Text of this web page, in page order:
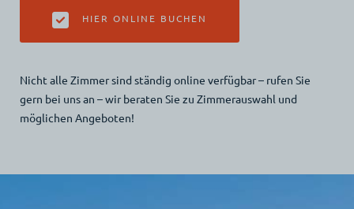
HIER ONLINE BUCHEN
Nicht alle Zimmer sind ständig online verfügbar – rufen Sie
gern bei uns an – wir beraten Sie zu Zimmerauswahl und
möglichen Angeboten!